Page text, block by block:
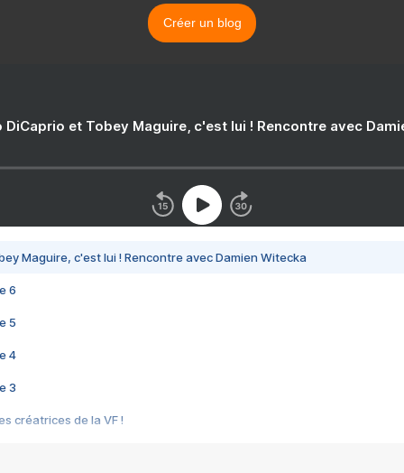
Créer un blog
DiCaprio et Tobey Maguire, c'est lui ! Rencontre avec
Maguire, c'est lui ! Rencontre avec Damien Witecka
6
5
4
3
créatrices de la VF !